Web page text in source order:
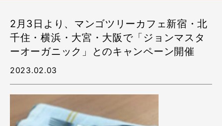
2月3日より、マンゴツリーカフェ新宿・北
千住・横浜・大宮・大阪で「ジョンマスタ
ーオーガニック」とのキャンペーン開催
2023.02.03